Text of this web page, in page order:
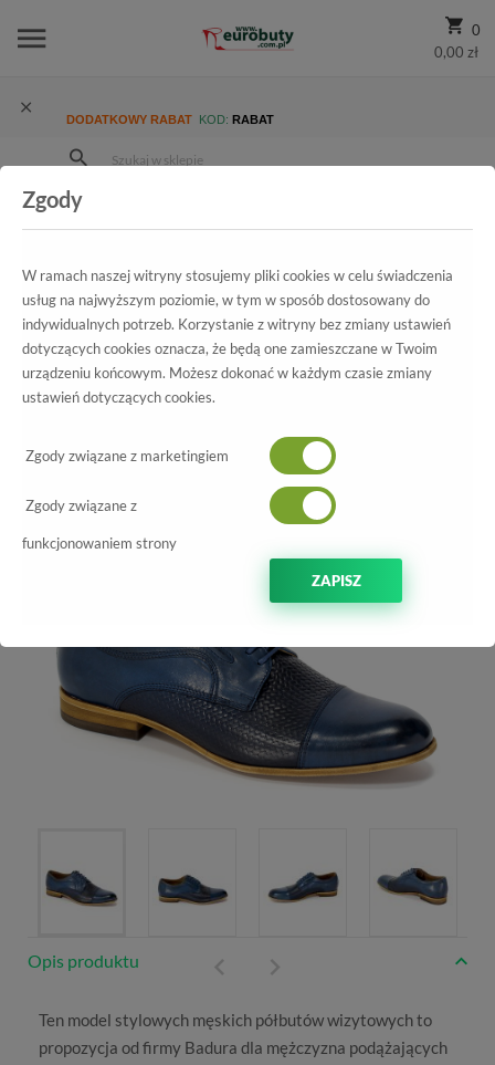
0
0,00 zł
DODATKOWY RABAT KOD: RABAT
Męskie
Półbuty Półbuty Badura 7598-950 Granat
Wszystkie produkty
Półbuty Badura
Opis produktu
Ten model stylowych męskich półbutów wizytowychto
propozycja od firmy Badura dla mężczyzna podążających
Zgody
W ramach naszej witryny stosujemy pliki cookies w celu świadczenia
usług na najwyższym poziomie, w tym w sposób dostosowany do
indywidualnych potrzeb. Korzystanie z witryny bez zmiany ustawień
dotyczących cookies oznacza, że będą one zamieszczane w Twoim
urządzeniu końcowym. Możesz dokonać w każdym czasie zmiany
ustawień dotyczących cookies.
Zgody związane z marketingiem
Zgody związane z
funkcjonowaniem strony
ZAPISZ